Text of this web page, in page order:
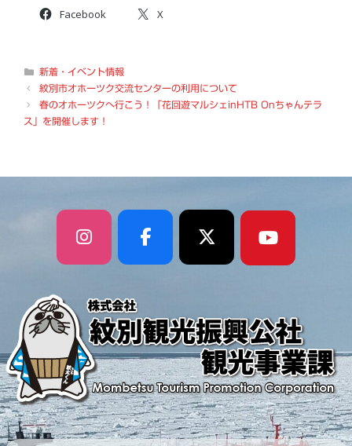
Facebook X
カ
テ
ゴ
リ
ー
新着・イベント情報
紋別市オホーツク交流センターの利用について
春のオホーツクへ行こう！「花回遊マルシェinHTB Onちゃんテラ
ス」を開催します！